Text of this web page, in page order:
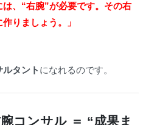
は、“右腕”が必要です。その右
りましょう。」
タント になれるのです。
コンサル ＝ “成果ま